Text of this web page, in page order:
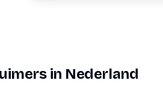
Verhuisplanner
in Nederland